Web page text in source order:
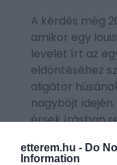
etterem.hu - Do
Information
A kérdés még
amikor egy
levelet írt az
eldöntéséhez
aligátor
nagyböjt
érsek írásban
fogalmazott:
sorolják, ezért